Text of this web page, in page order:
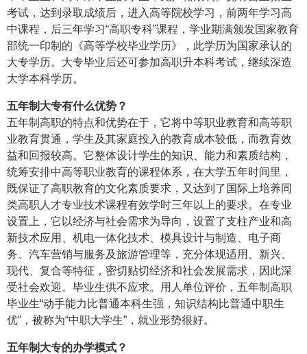
考试，达到录取成绩后，进入高等院校学习，前两年学习高
中课程，后三年学习“高职专科”课程，学业期满颁发国家教育
部统一印制的《高等学校毕业学历》，此学历为国家承认的
大专学历。大专毕业后还可参加高职升本科考试，继续深造
大学本科学历。
五年制大专有什么优势？
五年制高职的特点和优势在于，它将中等职业教育和高等职
业教育贯通，学生及其家庭投入的教育成本较低，而教育效
益和回报较高。它整体设计学生的知识、能力和素质结构，
统筹安排中高等职业教育的课程体系，在大学五年时间里，
既保证了高职教育的文化素质要求，又达到了国际上培养同
类高职人才专业技术课程有效学时三年以上的要求。在专业
设置上，它以经济与社会需求为导向，设置了支柱产业和高
新技术应用、机电一体化技术、模具设计与制造、电子商
务、汽车营销与服务及旅游管理等，充分体现适用、新兴、
现代、复合等特征，密切贴切经济和社会发展需求，因此深
受社会欢迎。毕业生供不应求。用人单位评价，五年制高职
毕业生“动手能力比普通本科生强，知识结构比普通中职生
优”，被称为“中职大学生”，就业形势很好。
五年制大专的办学模式？